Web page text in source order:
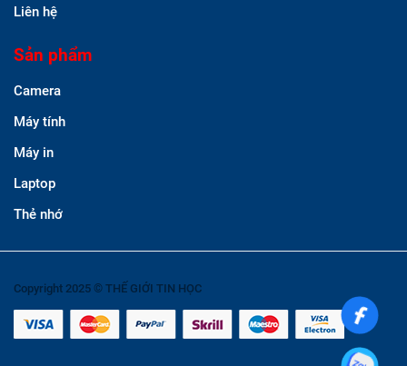
Liên hệ
Sản phẩm
Camera
Máy tính
Máy in
Laptop
Thẻ nhớ
Copyright 2025 © THẾ GIỚI TIN HỌC